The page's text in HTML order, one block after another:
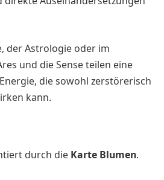
der Astrologie oder im
und die Sense teilen eine
die sowohl zerstörerisch
kann.
durch die Karte Blumen.